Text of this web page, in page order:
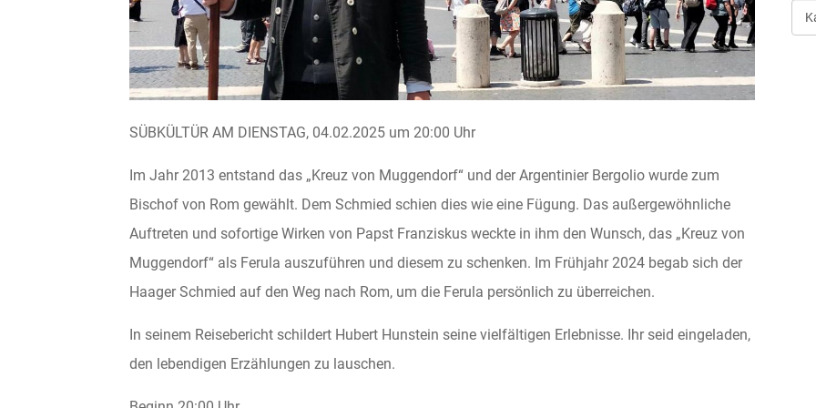
SÜBKÜLTÜR AM DIENSTAG, 04.02.2025 um 20:00 Uhr
Im Jahr 2013 entstand das „Kreuz von Muggendorf“ und der Argentinier Bergolio wurde zum
Bischof von Rom gewählt. Dem Schmied schien dies wie eine Fügung. Das außergewöhnliche
Auftreten und sofortige Wirken von Papst Franziskus weckte in ihm den Wunsch, das „Kreuz von
Muggendorf“ als Ferula auszuführen und diesem zu schenken. Im Frühjahr 2024 begab sich der
Haager Schmied auf den Weg nach Rom, um die Ferula persönlich zu überreichen.
In seinem Reisebericht schildert Hubert Hunstein seine vielfältigen Erlebnisse. Ihr seid eingeladen,
den lebendigen Erzählungen zu lauschen.
Art
der